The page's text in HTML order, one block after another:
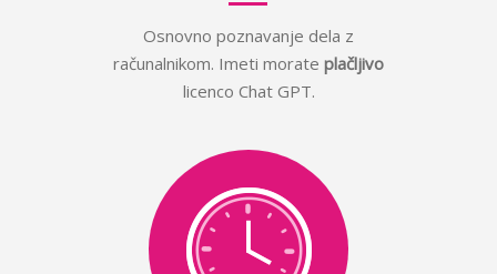
Osnovno poznavanje dela z
računalnikom. Imeti morate plačljivo
licenco Chat GPT.